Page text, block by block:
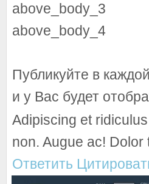
above_body_3
above_body_4
Публикуйте в
и у Вас будет
Adipiscing et
non. Augue ac!
Ответить